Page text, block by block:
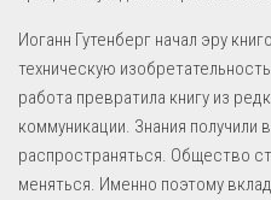
Иоганн Гутенберг начал эру
техническую
работа превратила книгу из
коммуникации. Знания
распространяться. Общество
меняться. Именно поэтому